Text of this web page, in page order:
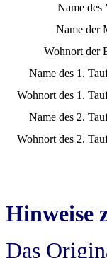
Name des
Name der
Wohnort der
Name des 1.
Wohnort des 1.
Name des 2.
Wohnort des 2.
Hinweise
Das